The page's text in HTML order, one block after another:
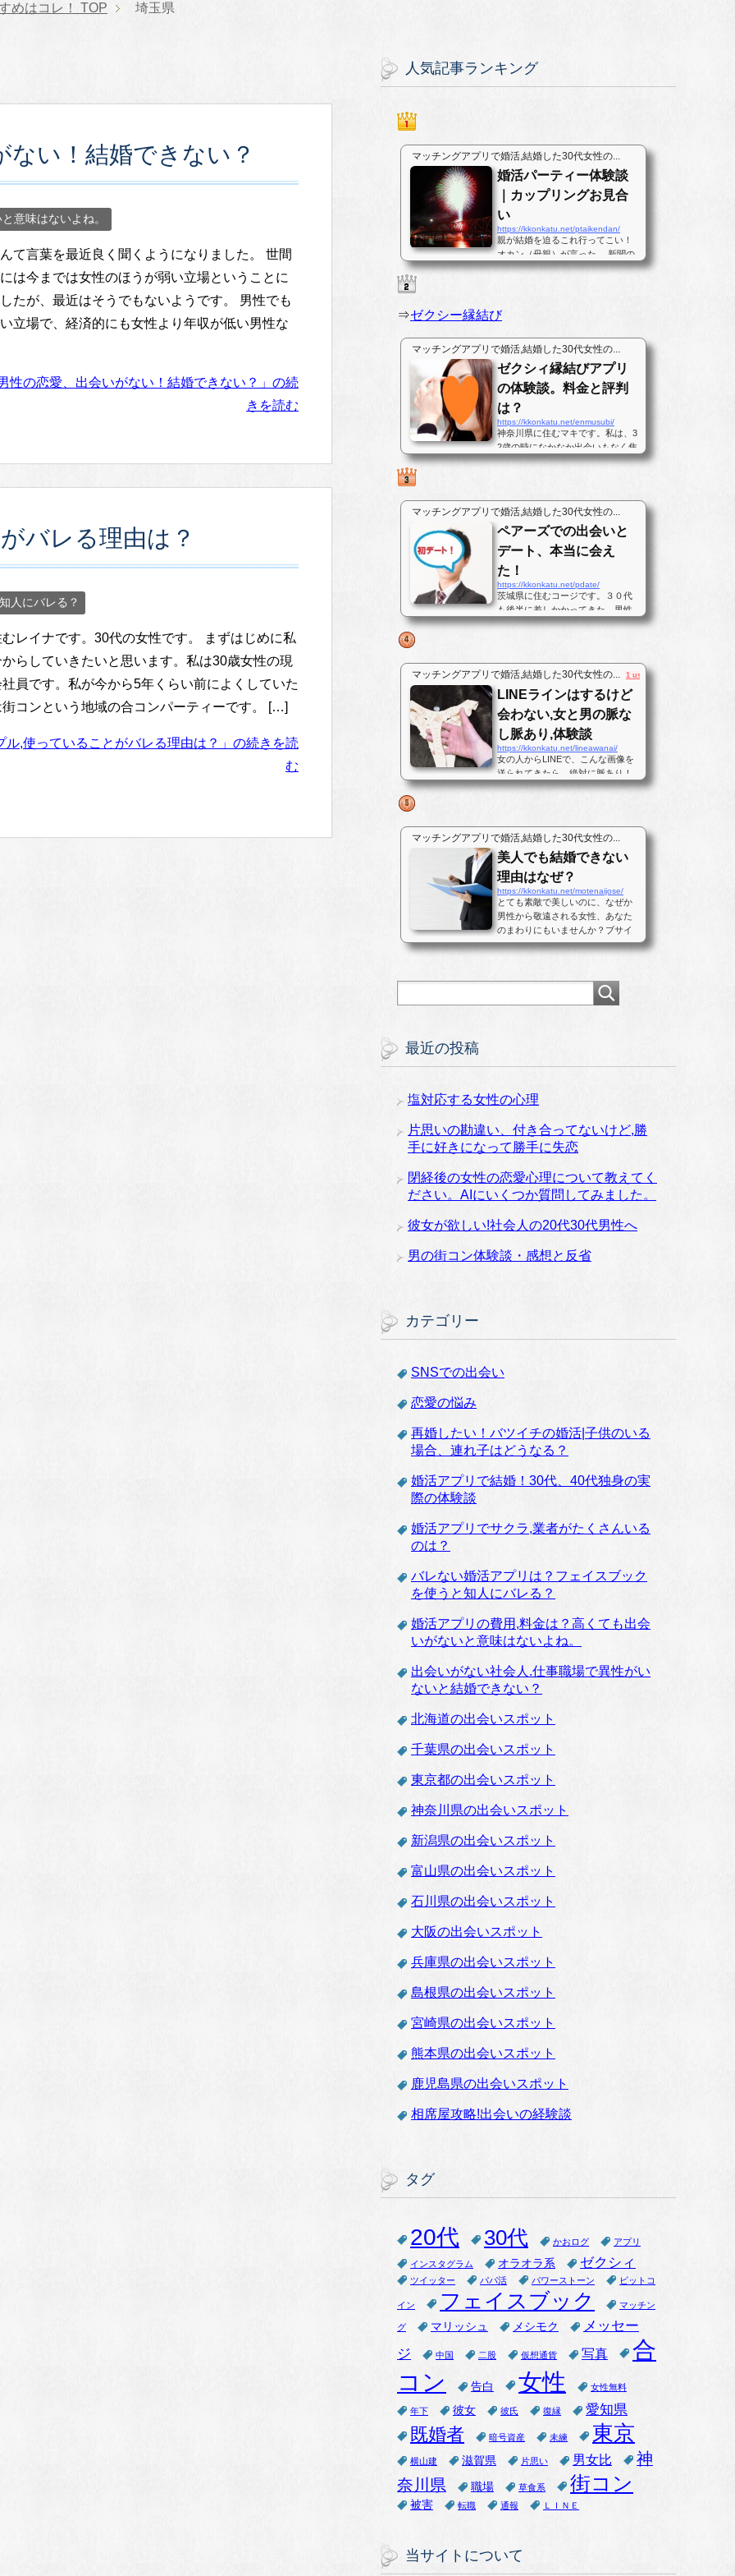
めはコレ！ TOP 埼玉県
ない！結婚できない？
意味はないよね。
て言葉を最近良く聞くようになりました。 世間
は今までは女性のほうが弱い立場ということに
たが、最近はそうでもないようです。 男性でも
立場で、経済的にも女性より年収が低い男性な
性の恋愛、出会いがない！結婚できない？」の続
きを読む
バレる理由は？
人にバレる？
レイナです。30代の女性です。 まずはじめに私
らしていきたいと思います。私は30歳女性の現
員です。私が今から5年くらい前によくしていた
コンという地域の合コンパーティーです。 […]
ル,使っていることがバレる理由は？」の続きを読
む
人気記事ランキング
マッチングアプリで婚活,結婚した30代女性の...
婚活パーティー体験談
｜カップリングお見合
い
https://kkonkatu.net/ptaikendan/
親が結婚を迫るこれ行ってこい！
オカン（母親）が言った。 新聞の
地元のニュースコーナーに載って
だの私にとっては、どうでも良い
ことしか書いていない地元の新聞
の真ん中ほどのページに婚活パー...
⇒ゼクシー縁結び
マッチングアプリで婚活,結婚した30代女性の...
ゼクシィ縁結びアプリ
の体験談。料金と評判
は？
https://kkonkatu.net/enmusubi/
神奈川県に住むマキです。私は、3
2歳の時になかなか出会いもなく焦
っていました。彼氏は1年ぐらいい
たのです。しかし、いざ彼氏を作
ろうと思っても毎日家と仕事場の
往復ばかりで出会いがなかったの
です...
マッチングアプリで婚活,結婚した30代女性の...
ペアーズでの出会いと
デート、本当に会え
た！
https://kkonkatu.net/pdate/
茨城県に住むコージです。３０代
も後半に差しかかってきた。男性
です。気が付けば彼女居ない暦は7
症と言うのもあるのですが、この
歳までなあなあで生きてきてしま
ったので、そろそろ･･･と思いパー
トナ...
マッチングアプリで婚活,結婚した30代女性の... 1 user
LINEラインはするけど
会わない,女と男の脈な
し脈あり,体験談
https://kkonkatu.net/lineawanai/
女の人からLINEで、こんな画像を
送られてきたら、絶対に脈あり！
だと思いませんか？私もこの写真
ません。これは女性から「あなた
とはナイ」と断られた日に送られ
てきた写真です。最後まで結末を
読んで...
マッチングアプリで婚活,結婚した30代女性の...
美人でも結婚できない
理由はなぜ？
https://kkonkatu.net/motenaijose/
とても素敵で美しいのに、なぜか
男性から敬遠される女性、あなた
のまわりにもいませんか？ブサイ
クな顔なのでモテない。男性に人
って来ない女性、あるいは付き合
っても直ぐに男性が逃げ出す女性
最近の投稿
塩対応する女性の心理
片思いの勘違い、付き合ってないけど,勝
手に好きになって勝手に失恋
閉経後の女性の恋愛心理について教えてく
ださい。AIにいくつか質問してみました。
彼女が欲しい!社会人の20代30代男性へ
男の街コン体験談・感想と反省
カテゴリー
SNSでの出会い
恋愛の悩み
再婚したい！バツイチの婚活|子供のいる
場合、連れ子はどうなる？
婚活アプリで結婚！30代、40代独身の実
際の体験談
婚活アプリでサクラ,業者がたくさんいる
のは？
バレない婚活アプリは？フェイスブック
を使うと知人にバレる？
婚活アプリの費用,料金は？高くても出会
いがないと意味はないよね。
出会いがない社会人.仕事職場で異性がい
ないと結婚できない？
北海道の出会いスポット
千葉県の出会いスポット
東京都の出会いスポット
神奈川県の出会いスポット
新潟県の出会いスポット
富山県の出会いスポット
石川県の出会いスポット
大阪の出会いスポット
兵庫県の出会いスポット
島根県の出会いスポット
宮崎県の出会いスポット
熊本県の出会いスポット
鹿児島県の出会いスポット
相席屋攻略!出会いの経験談
タグ
20代 30代 かおログ アプリ
インスタグラム オラオラ系 ゼクシィ
ツイッター パパ活 パワーストーン ビットコ
イン フェイスブック マッチン
グ マリッシュ メシモク
メッセー
ジ
中国 二股 仮想通貨 写真
合
コン
告白 女性 女性無料
年下 彼女 彼氏 復縁 愛知県
既婚者 暗号資産 未練 東京
横山建 滋賀県 片思い 男女比
神
奈川県
職場 草食系 街コン
被害 転職 通報 ＬＩＮＥ
当サイトについて